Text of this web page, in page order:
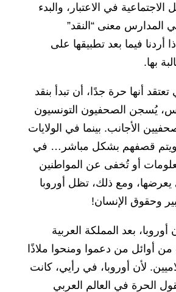
في الاعتبار، والبدء
المدارس معنى “النقد”
أردنا فيما بعد تطبيقها على
بها.
تعتقد أنها حرة جدًا، أن تبدأ بنقد
يُسجن الصحفيون التونسيون
الأجانب. بينما في الولايات
ويتم قصفهم بشكل مباشر… في
أو تُخفى عن المواطنين
يعرضها، ومع ذلك، تظل أوروبا
وحقوق الإنسان!
بعد المملكة العربية
من أوائل من دعموا ومنحوا ملاذًا
لأن أوروبا، في رأيي، كانت
الحرة في العالم العربي